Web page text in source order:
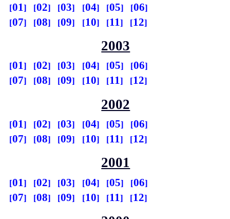
01 02 03 04 05
06
07
08 09 10 11 12
2003
01 02 03 04 05
06
07
08 09 10 11 12
2002
01 02 03 04 05
06
07
08 09 10 11 12
2001
01 02 03 04 05
06
07
08 09 10 11 12